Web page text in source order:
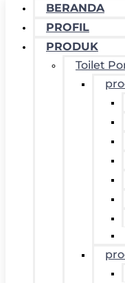
BERANDA
PROFIL
PRODUK
Toilet